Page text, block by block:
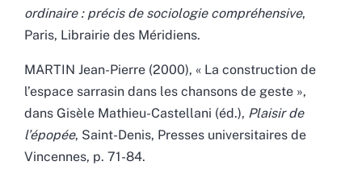
ordinaire : précis de sociologie compréhensive,
Paris, Librairie des Méridiens.
MARTIN Jean-Pierre (2000), « La construction de
l’espace sarrasin dans les chansons de geste »,
dans Gisèle Mathieu-Castellani (éd.), Plaisir de
l’épopée, Saint-Denis, Presses universitaires de
Vincennes, p. 71-84.